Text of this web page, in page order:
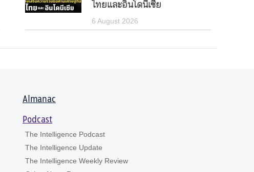
ไทยและอินโดนีเซีย
6 August 2026
Almanac
Podcast
The Intelligence Podcast
The Intelligence Update
The Intelligence Weekly Review